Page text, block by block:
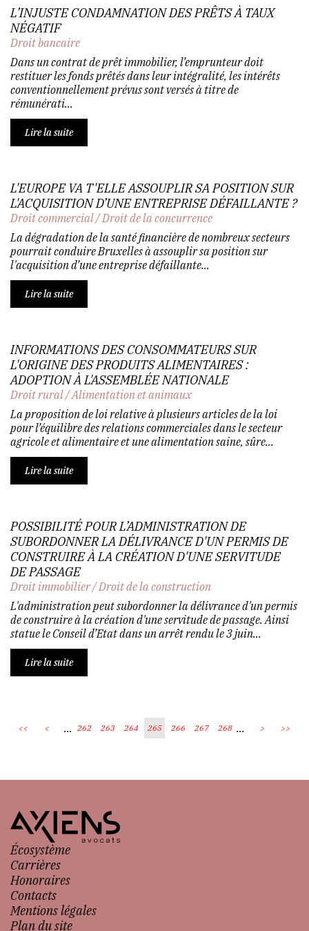
L’INJUSTE CONDAMNATION DES PRÊTS À TAUX
NÉGATIF
Droit bancaire
Dans un contrat de prêt immobilier, l’emprunteur doit
restituer les fonds prêtés dans leur intégralité, les intérêts
conventionnellement prévus sont versés à titre de
rémunérati...
Lire la suite
L'EUROPE VA T'ELLE ASSOUPLIR SA POSITION SUR
L'ACQUISITION D’UNE ENTREPRISE DÉFAILLANTE ?
Droit commercial/Droit de la concurrence
La dégradation de la santé financière de nombreux secteurs
pourrait conduire Bruxelles à assouplir sa position sur
l'acquisition d’une entreprise défaillante...
Lire la suite
INFORMATIONS DES CONSOMMATEURS SUR
L'ORIGINE DES PRODUITS ALIMENTAIRES :
ADOPTION À L'ASSEMBLÉE NATIONALE
Droit rural/Alimentation et animaux
La proposition de loi relative à plusieurs articles de la loi
pour l’équilibre des relations commerciales dans le secteur
agricole et alimentaire et une alimentation saine, sûre...
Lire la suite
POSSIBILITÉ POUR L’ADMINISTRATION DE
SUBORDONNER LA DÉLIVRANCE D'UN PERMIS DE
CONSTRUIRE À LA CRÉATION D'UNE SERVITUDE
DE PASSAGE
Droit immobilier/Droit de la construction
L'administration peut subordonner la délivrance d'un permis
de construire à la création d'une servitude de passage. Ainsi
statue le Conseil d’Etat dans un arrêt rendu le 3 juin...
Lire la suite
<< < ... 262 263 264 265 266 267 268 ... > >>
Écosystème
Carrières
Honoraires
Contacts
Mentions légales
Plan du site